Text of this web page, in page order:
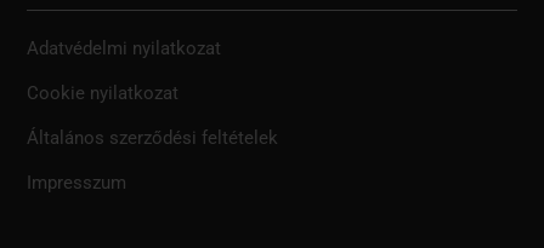
Adatvédelmi nyilatkozat
Cookie nyilatkozat
Általános szerződési feltételek
Impresszum